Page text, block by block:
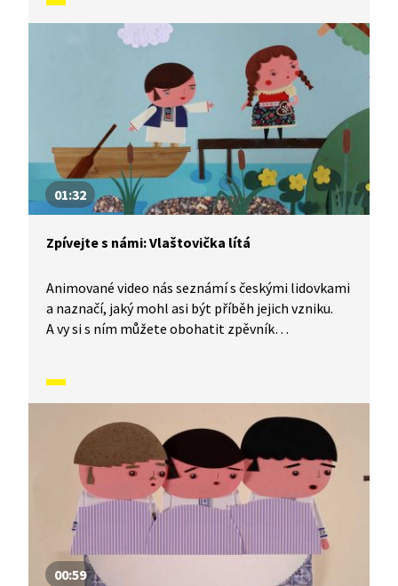
naučíme písničku Pásla ovečky.
01:32
Zpívejte s námi: Vlaštovička lítá
Animované video nás seznámí s českými lidovkami
a naznačí, jaký mohl asi být příběh jejich vzniku.
A vy si s ním můžete obohatit zpěvník
naučíme písničku Vlaštovička lítá.
00:59